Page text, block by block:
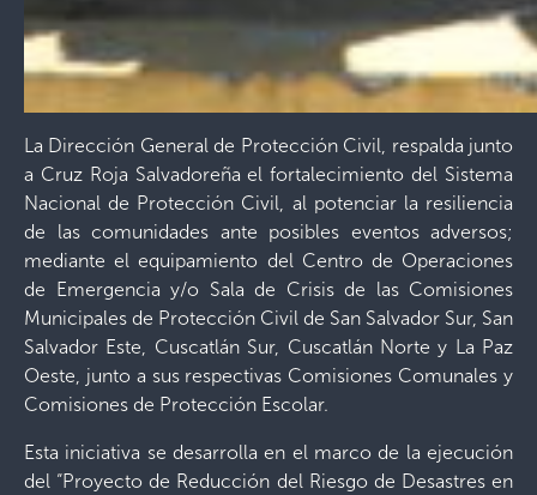
La Dirección General de Protección Civil, respalda junto
a Cruz Roja Salvadoreña el fortalecimiento del Sistema
Nacional de Protección Civil, al potenciar la resiliencia
de las comunidades ante posibles eventos adversos;
mediante el equipamiento del Centro de Operaciones
de Emergencia y/o Sala de Crisis de las Comisiones
Municipales de Protección Civil de San Salvador Sur, San
Salvador Este, Cuscatlán Sur, Cuscatlán Norte y La Paz
Oeste, junto a sus respectivas Comisiones Comunales y
Comisiones de Protección Escolar.
Esta iniciativa se desarrolla en el marco de la ejecución
del “Proyecto de Reducción del Riesgo de Desastres en